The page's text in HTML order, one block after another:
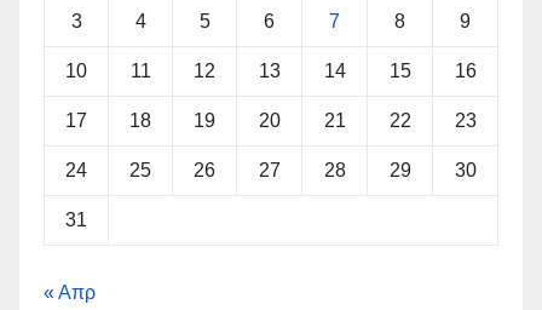
3 4 5 6 7 8 9
10 11 12 13 14 15 16
17 18 19 20 21 22 23
24 25 26 27 28 29 30
31
« Απρ